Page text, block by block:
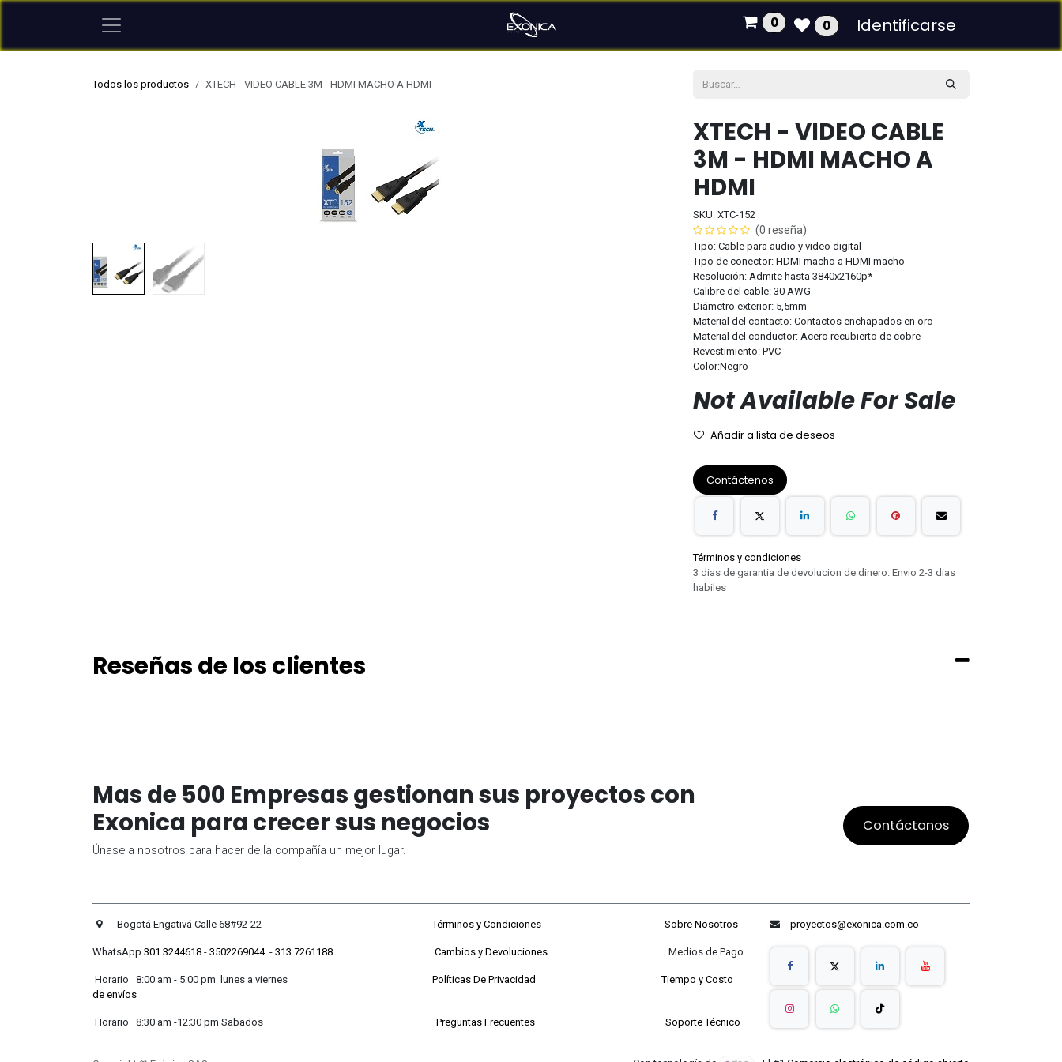
Ir al contenido
0 0 Identificarse
Todos los productos XTECH - VIDEO CABLE 3M - HDMI MACHO A HDMI
XTECH - VIDEO CABLE
3M - HDMI MACHO A
HDMI
SKU: XTC-152
(0 reseña)
Tipo: Cable para audio y video digital
Tipo de conector: HDMI macho a HDMI macho
Resolución: Admite hasta 3840x2160p*
Calibre del cable: 30 AWG
Diámetro exterior: 5,5mm
Material del contacto: Contactos enchapados en oro
Material del conductor: Acero recubierto de cobre
Revestimiento: PVC
Color:Negro
Not Available For Sale
Añadir a lista de deseos
Contáctenos
Términos y condiciones
3 dias de garantia de devolucion de dinero. Envio 2-3 dias
habiles
Reseñas de los clientes
Mas de 500 Empresas gestionan sus proyectos con
Exonica para crecer sus negocios
Únase a nosotros para hacer de la compañía un mejor lugar.
Contáctanos
Bogotá Engativá Calle 68#92-22Términos y Condiciones Sobre Nosotros
WhatsApp 301 3244618 - 3502269044- 313 7261188 Cambios y Devoluciones Medios de Pago
Horario 8:00 am - 5:00 pm lunes a viernes Políticas De Privacidad
Tiempo y Costo
de envíos
Horario 8:30 am -12:30 pm Sabados Preguntas Frecuentes Soporte Técnico
proyectos@exonica.com.co